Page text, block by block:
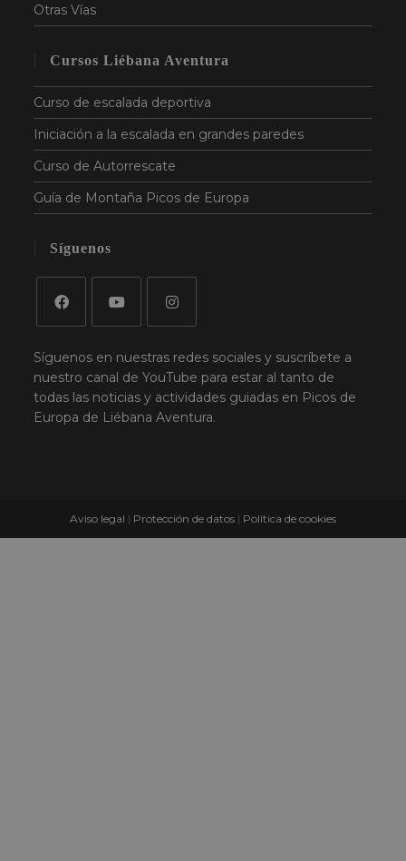
Otras Vías
Cursos Liébana Aventura
Curso de escalada deportiva
Iniciación a la escalada en grandes paredes
Curso de Autorrescate
Guía de Montaña Picos de Europa
Síguenos
Síguenos en nuestras redes sociales y suscríbete a
nuestro canal de YouTube para estar al tanto de
todas las noticias y actividades guiadas en Picos de
Europa de Liébana Aventura.
Aviso legal | Protección de datos | Política de cookies